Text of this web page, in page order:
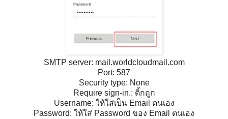
SMTP server: mail.worldcloudmail.com
Port: 587
Security type: None
Require sign-in.: ติ้กถูก
Username: ให้ใส่เป็น Email ตนเอง
Password: ให้ใส่ Password ของ Email ตนเอง